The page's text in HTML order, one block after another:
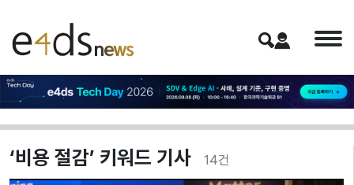
‘비용 절감’ 키워드 기사 14건